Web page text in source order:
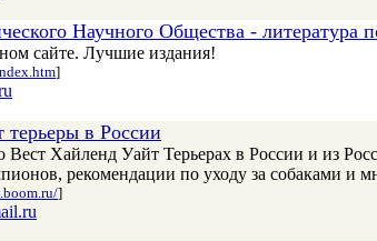
Научного Общества - литература
сайте. Лучшие издания!
]
в России
Вест Хайленд Уайт Терьерах в России и из
рекомендации по уходу за собаками и
]